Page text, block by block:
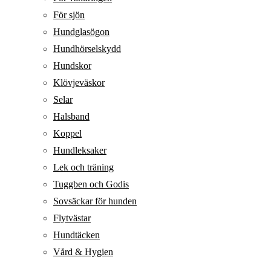
För sjön
Hundglasögon
Hundhörselskydd
Hundskor
Klövjeväskor
Selar
Halsband
Koppel
Hundleksaker
Lek och träning
Tuggben och Godis
Sovsäckar för hunden
Flytvästar
Hundtäcken
Vård & Hygien